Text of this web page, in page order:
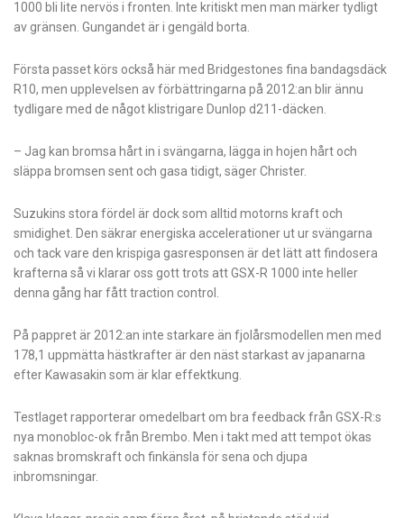
1000 bli lite nervös i fronten­. Inte kritiskt men man märker tydligt
av gränsen. Gungandet är i gengäld borta.
Första passet körs också här med Bridgestones fina bandagsdäck
R10, men upplevelsen av förbättringarna på 2012:an blir ännu
tydligare med de något klistrigare Dunlop d211-däcken.
– Jag kan bromsa hårt in i svängarna, lägga in hojen hårt och
släppa bromsen sent och gasa tidigt, säger Christer.
Suzukins stora fördel är dock som alltid motorns kraft och
smidighet. Den säkrar energiska accelerationer ut ur svängarna
och tack vare den krispiga gasresponsen är det lätt att findosera
krafterna så vi klarar oss gott trots att GSX-R 1000 inte heller
denna gång har fått traction control.
På pappret är 2012:an inte starkare än fjolårsmodellen men med
178,1 uppmätta hästkrafter är den näst starkast av japanarna
efter Kawasakin som är klar effektkung.
Testlaget rapporterar omedelbart om bra feedback från GSX-R:s
nya monobloc-ok från Brembo. Men i takt med att tempot ökas
saknas bromskraft och finkänsla för sena och djupa
inbromsningar.